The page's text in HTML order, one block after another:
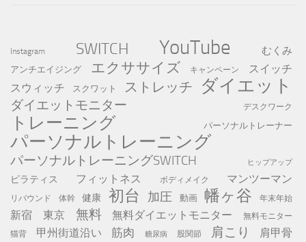
Instagram SWITCH YouTube むくみ
アンチエイジング エクササイズ キャンペーン
スイッチ
スウィッチ
スクワット ストレッチ ダイエット
ダイエットモニター デスクワーク
トレーニング パーソナルトレーナー
パーソナルトレーニング
パーソナルトレーニングSWITCH ヒップアップ
ピラティス フィットネス ボディメイク マンツーマン
リバウンド 体幹 健康 初台 加圧 動画 幡ヶ谷 年末年始
新宿 東京 無料 無料ダイエットモニター
無料モニター
猫背
甲州街道沿い 筋肉 糖尿病 股関節 肩こり 肩甲骨